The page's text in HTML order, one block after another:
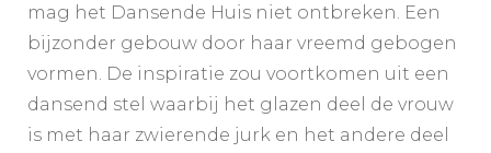
mag het Dansende Huis niet ontbreken. Een
bijzonder gebouw door haar vreemd gebogen
vormen. De inspiratie zou voortkomen uit een
dansend stel waarbij het glazen deel de vrouw
is met haar zwierende jurk en het andere deel